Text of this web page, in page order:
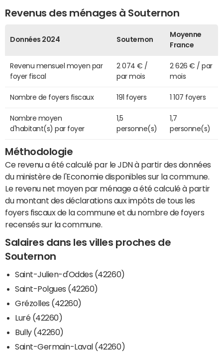
Revenus des ménages à Souternon
Données 2024 Souternon
Moyenne
France
Revenu mensuel moyen par
foyer fiscal
2 074 € /
par mois
2 626 € / par
mois
Nombre de foyers fiscaux 191 foyers 1 107 foyers
Nombre moyen
d'habitant(s) par foyer
1,5
personne(s)
1,7
personne(s)
Méthodologie
Ce revenu a été calculé par le JDN à partir des données
du ministère de l'Economie disponibles sur la commune.
Le revenu net moyen par ménage a été calculé à partir
du montant des déclarations aux impôts de tous les
foyers fiscaux de la commune et du nombre de foyers
recensés sur la commune.
Salaires dans les villes proches de
Souternon
Saint-Julien-d'Oddes (42260)
Saint-Polgues (42260)
Grézolles (42260)
Luré (42260)
Bully (42260)
Saint-Germain-Laval (42260)